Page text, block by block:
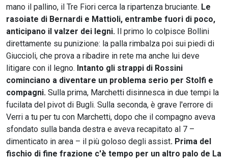
mano il pallino, il Tre Fiori cerca la ripartenza bruciante. Le
rasoiate di Bernardi e Mattioli, entrambe fuori di poco,
anticipano il valzer dei legni. Il primo lo colpisce Bollini
direttamente su punizione: la palla rimbalza poi sui piedi di
Giuccioli, che prova a ribadire in rete ma anche lui deve
litigare con il legno. Intanto gli strappi di Rossini
cominciano a diventare un problema serio per Stolfi e
compagni. Sulla prima, Marchetti disinnesca in due tempi la
fucilata del pivot di Bugli. Sulla seconda, è grave l'errore di
Verri a tu per tu con Marchetti, dopo che il compagno aveva
sfondato sulla banda destra e aveva recapitato al 7 –
dimenticato in area – il più goloso degli assist. Prima del
fischio di fine frazione c'è tempo per un altro palo de La